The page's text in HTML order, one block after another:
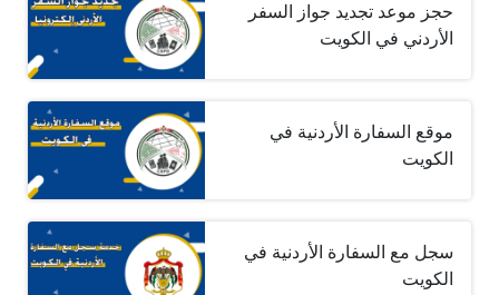
حجز موعد تجديد جواز السفر
الأردني في الكويت
موقع السفارة الأردنية في
الكويت
سجل مع السفارة‎ الأردنية في
الكويت